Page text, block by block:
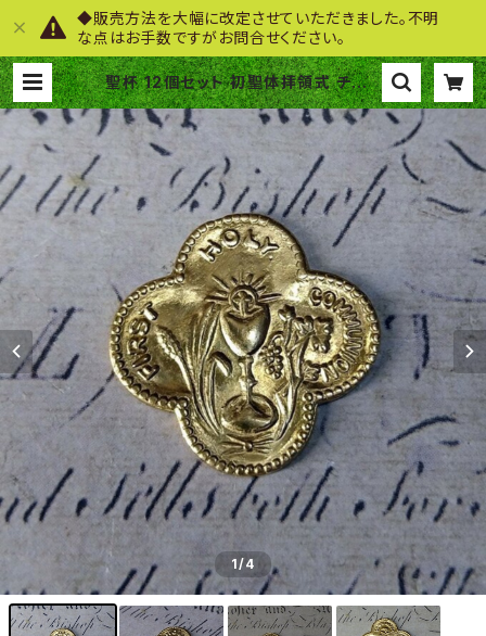
◆販売方法を大幅に改定させていただきました。不明
な点はお手数ですがお問合せください。
聖杯 12個セット 初聖体拝領式 チャリ
ス ゴブレット キリスト教 真鍮製 アメ
リカ製 SA140 | BEHOLD
1/4